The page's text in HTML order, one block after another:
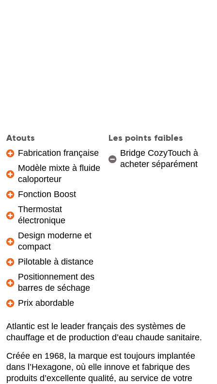
Atouts
Fabrication française
Modèle mixte à fluide
caloporteur
Fonction Boost
Thermostat
électronique
Design moderne et
compact
Pilotable à distance
Positionnement des
barres de séchage
Prix abordable
Les points faibles
Bridge CozyTouch à
acheter séparément
Atlantic est le leader français des systèmes de
chauffage et de production d’eau chaude sanitaire.
Créée en 1968, la marque est toujours implantée
dans l’Hexagone, où elle innove et fabrique des
produits d’excellente qualité, au service de votre